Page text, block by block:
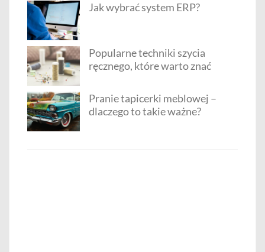
Jak wybrać system ERP?
Popularne techniki szycia
ręcznego, które warto znać
Pranie tapicerki meblowej –
dlaczego to takie ważne?